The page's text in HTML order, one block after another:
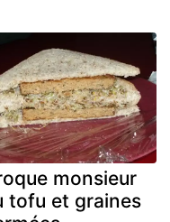
monsieur
tofu et graines